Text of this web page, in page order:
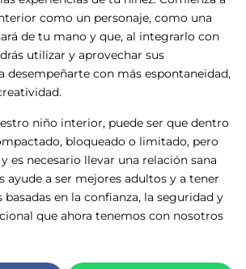
como un personaje, como una
de tu mano y que, al integrarlo con
utilizar y aprovechar sus
desempeñarte con más espontaneidad,
niño interior, puede ser que dentro
bloqueado o limitado, pero
es necesario llevar una relación sana
ayude a ser mejores adultos y a tener
en la confianza, la seguridad y
que ahora tenemos con nosotros